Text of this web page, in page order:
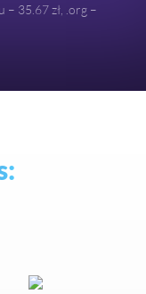
– 35.67 zł, .org –